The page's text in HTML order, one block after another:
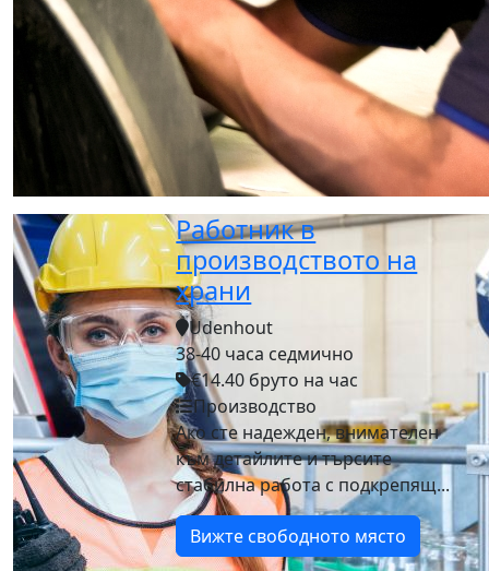
Работник в
производството на
храни
Udenhout
38-40 часа седмично
€14.40 бруто на час
Производство
Ако сте надежден, внимателен
към детайлите и търсите
стабилна работа с подкрепящ...
Вижте свободното място